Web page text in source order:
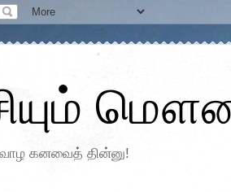
வாழ கனவைத் தின்னு!